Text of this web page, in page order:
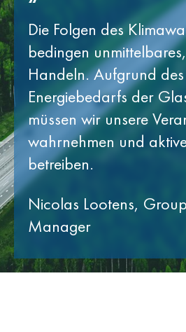
Die Folgen des
bedingen
Handeln. Aufgrund
Energiebedarfs der
müssen wir unsere
wahrnehmen und
betreiben.
Nicolas Lootens,
Manager